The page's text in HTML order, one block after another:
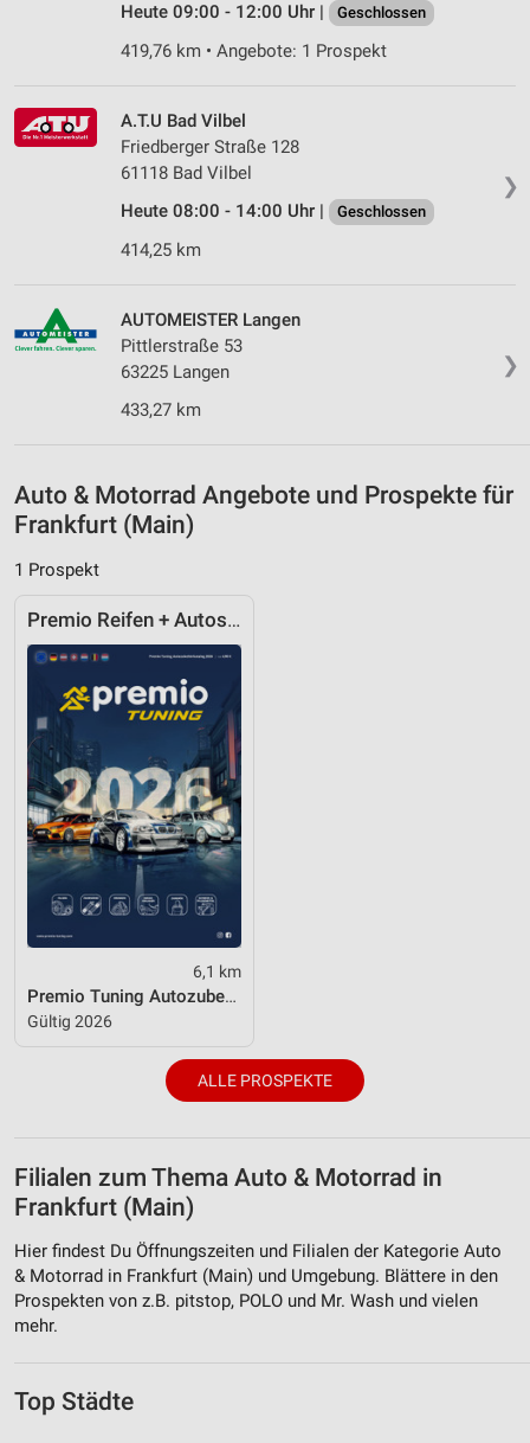
Heute 09:00 - 12:00 Uhr | Geschlossen
419,76 km • Angebote: 1 Prospekt
❯
A.T.U Bad Vilbel
Friedberger Straße 128
61118 Bad Vilbel
Heute 08:00 - 14:00 Uhr |
Geschlossen
414,25 km
❯
AUTOMEISTER Langen
Pittlerstraße 53
63225 Langen
433,27 km
Auto & Motorrad Angebote und Prospekte für
Frankfurt (Main)
1 Prospekt
Premio Reifen + Autoservice
6,1 km
Premio Tuning Autozubehörkatalog 2026
Gültig 2026
ALLE PROSPEKTE
Filialen zum Thema Auto & Motorrad in
Frankfurt (Main)
Hier findest Du Öffnungszeiten und Filialen der Kategorie Auto
& Motorrad in Frankfurt (Main) und Umgebung. Blättere in den
Prospekten von z.B. pitstop, POLO und Mr. Wash und vielen
mehr.
Top Städte
Verwendung genauer Standortdaten
Geräte anhand von aktiv angeforderten
Informationen identifizieren
Nicht-IAB-Verarbeitungszwecke:
Performance